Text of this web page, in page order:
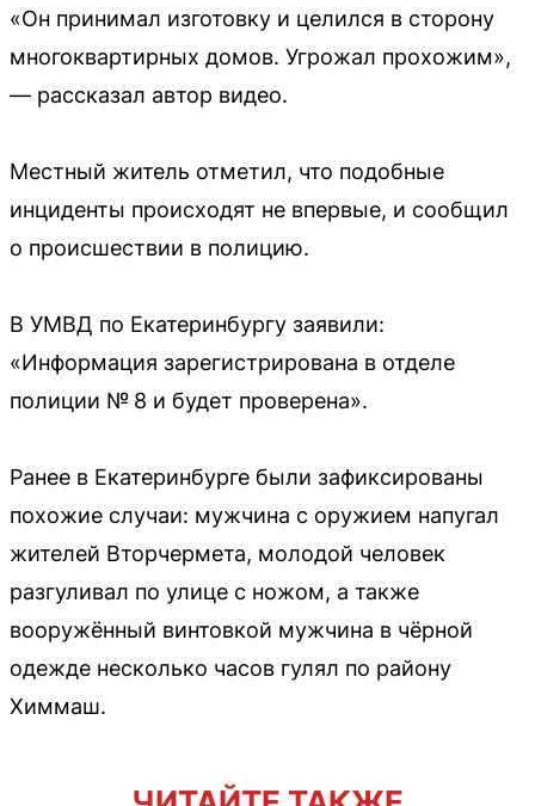
«Он принимал изготовку и целился в сторону
многоквартирных домов. Угрожал прохожим»,
— рассказал автор видео.
Местный житель отметил, что подобные
инциденты происходят не впервые, и сообщил
о происшествии в полицию.
В УМВД по Екатеринбургу заявили:
«Информация зарегистрирована в отделе
полиции № 8 и будет проверена».
Ранее в Екатеринбурге были зафиксированы
похожие случаи: мужчина с оружием напугал
жителей Вторчермета, молодой человек
разгуливал по улице с ножом, а также
вооружённый винтовкой мужчина в чёрной
одежде несколько часов гулял по району
Химмаш.